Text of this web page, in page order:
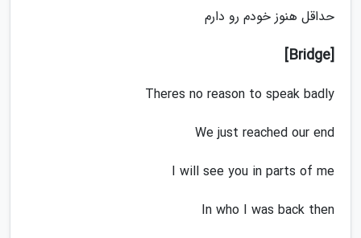
حداقل هنوز خودم رو دارم
[Bridge]
Theres no reason to speak badly
We just reached our end
I will see you in parts of me
In who I was back then